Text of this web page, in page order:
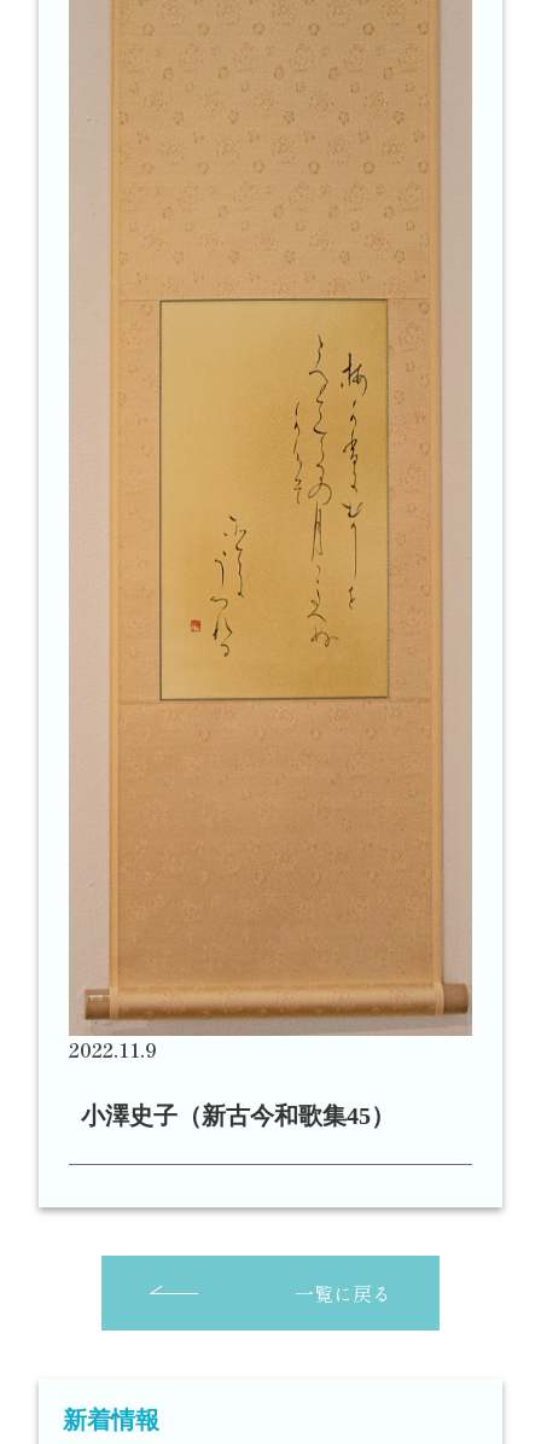
2022.11.9
小澤史子（新古今和歌集45）
一覧に戻る
新着情報